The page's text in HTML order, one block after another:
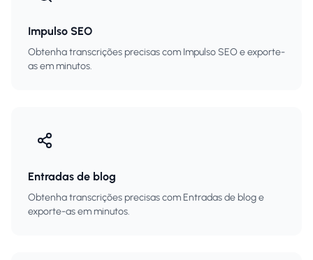
Impulso SEO
Obtenha transcrições precisas com Impulso SEO e exporte-
as em minutos.
Entradas de blog
Obtenha transcrições precisas com Entradas de blog e
exporte-as em minutos.